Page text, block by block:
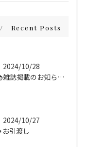
Recent Posts
2024/10/28
📚雑誌掲載のお知らせ📢🌟
2024/10/27
お引渡し